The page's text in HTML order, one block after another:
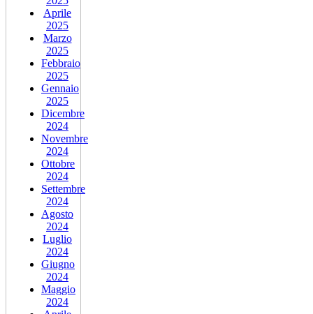
Aprile
2025
Marzo
2025
Febbraio
2025
Gennaio
2025
Dicembre
2024
Novembre
2024
Ottobre
2024
Settembre
2024
Agosto
2024
Luglio
2024
Giugno
2024
Maggio
2024